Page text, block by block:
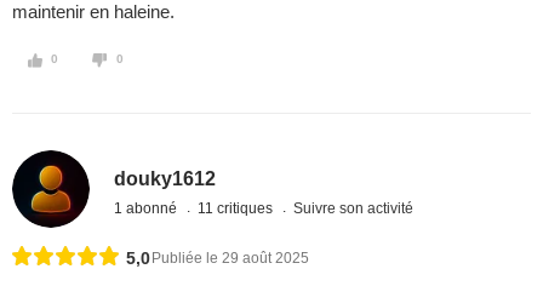
maintenir en haleine.
0 0
douky1612
1 abonné 11 critiques Suivre son activité
5,0 Publiée le 29 août 2025